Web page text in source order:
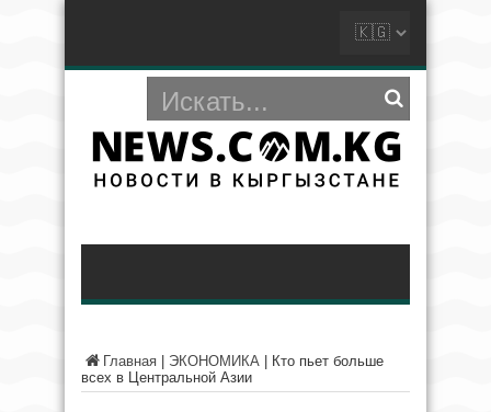
Главная ЭКОНОМИКА
Кто пьет больше
всех в Центральной Азии